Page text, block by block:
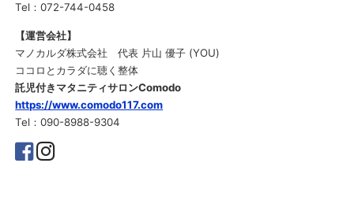
Tel：072-744-0458
【運営会社】
マノカルダ株式会社 代表 片山 優子 (YOU)
ココロとカラダに聴く整体
託児付きマタニティサロンComodo
https://www.comodo117.com
Tel：090-8988-9304